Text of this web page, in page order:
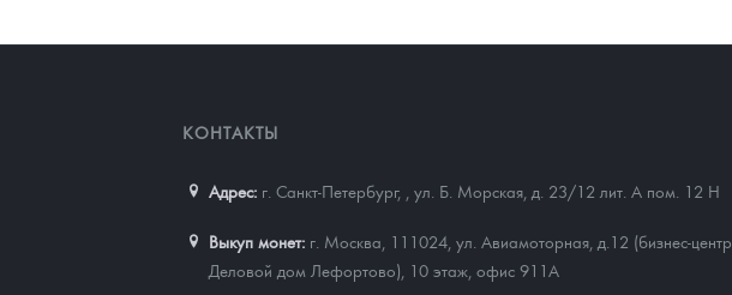
КОНТАКТЫ
Адрес: г. Санкт-Петербург, ул. Б. Морская, д. 23/12 лит. А пом. 12 Н
Выкуп монет: г. Москва, 111024, ул. Авиамоторная, д.12 (бизнес-центр
Деловой дом Лефортово), 10 этаж, офис 911А